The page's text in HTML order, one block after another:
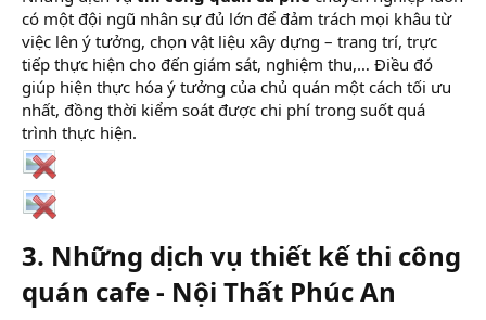
có một đội ngũ nhân sự đủ lớn để đảm trách mọi khâu từ
việc lên ý tưởng, chọn vật liệu xây dựng – trang trí, trực
tiếp thực hiện cho đến giám sát, nghiệm thu,… Điều đó
giúp hiện thực hóa ý tưởng của chủ quán một cách tối ưu
nhất, đồng thời kiểm soát được chi phí trong suốt quá
trình thực hiện.
3. Những dịch vụ thiết kế thi công
quán cafe - Nội Thất Phúc An​